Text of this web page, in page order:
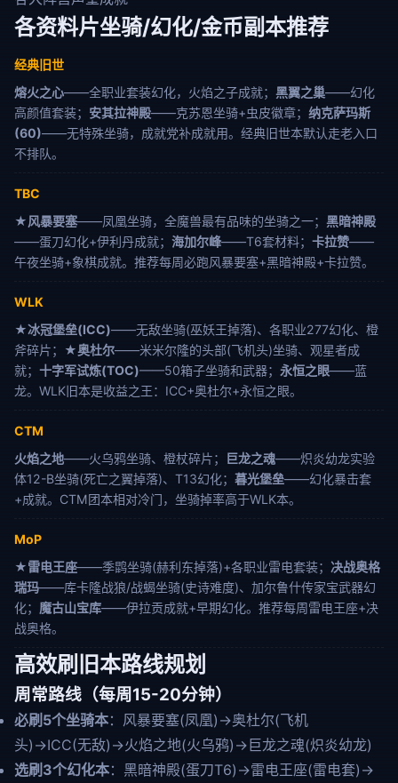
各资料片坐骑/幻化/金币副本推荐
经典旧世
熔火之心——全职业套装幻化，火焰之子成就； 黑翼之巢——幻化
高颜值套装； 安其拉神殿——克苏恩坐骑+虫皮徽章； 纳克萨玛斯
(60)——无特殊坐骑，成就党补成就用。经典旧世本默认走老入口
不排队。
TBC
★风暴要塞——凤凰坐骑，全魔兽最有品味的坐骑之一； 黑暗神殿
——蛋刀幻化+伊利丹成就； 海加尔峰——T6套材料； 卡拉赞——
午夜坐骑+象棋成就。推荐每周必跑风暴要塞+黑暗神殿+卡拉赞。
WLK
★冰冠堡垒(ICC)——无敌坐骑(巫妖王掉落)、各职业277幻化、橙
斧碎片；
★奥杜尔——米米尔隆的头部(飞机头)坐骑、观星者成
就； 十字军试炼(TOC)——50箱子坐骑和武器； 永恒之眼——蓝
龙。WLK旧本是收益之王：ICC+奥杜尔+永恒之眼。
CTM
火焰之地——火乌鸦坐骑、橙杖碎片； 巨龙之魂——炽炎幼龙实验
体12-B坐骑(死亡之翼掉落)、T13幻化； 暮光堡垒——幻化暴击套
+成就。CTM团本相对冷门，坐骑掉率高于WLK本。
MoP
★雷电王座——季鹍坐骑(赫利东掉落)+各职业雷电套装； 决战奥格
瑞玛——库卡隆战狼/战蝎坐骑(史诗难度)、加尔鲁什传家宝武器幻
化； 魔古山宝库——伊拉贡成就+早期幻化。推荐每周雷电王座+决
战奥格。
高效刷旧本路线规划
周常路线（每周15-20分钟）
必刷5个坐骑本：风暴要塞(凤凰)→奥杜尔(飞机
头)→ICC(无敌)→火焰之地(火乌鸦)→巨龙之魂(炽炎幼龙)
选刷3个幻化本：黑暗神殿(蛋刀T6)→雷电王座(雷电套)→